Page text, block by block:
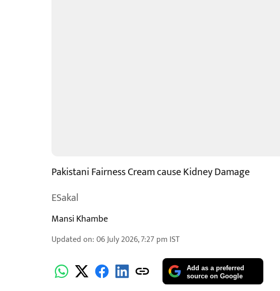
Pakistani Fairness Cream cause Kidney Damage
ESakal
Mansi Khambe
Updated on:06 July 2026, 7:27 pm IST
Add as a preferred
source on Google